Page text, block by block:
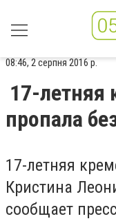
08:46, 2 серпня 2016 р.
17-летняя
пропала
17-летняя
Кристина
сообщает